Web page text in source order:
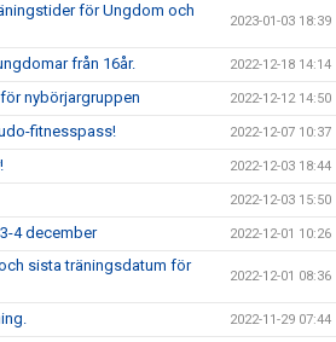
för Ungdom och
2023-01-03 18:39
från 16år. 2022-12-18 14:14
nybörjargruppen 2022-12-12 14:50
fitnesspass! 2022-12-07 10:37
2022-12-03 18:44
2022-12-03 15:50
4 december 2022-12-01 10:26
sista träningsdatum för
2022-12-01 08:36
2022-11-29 07:44